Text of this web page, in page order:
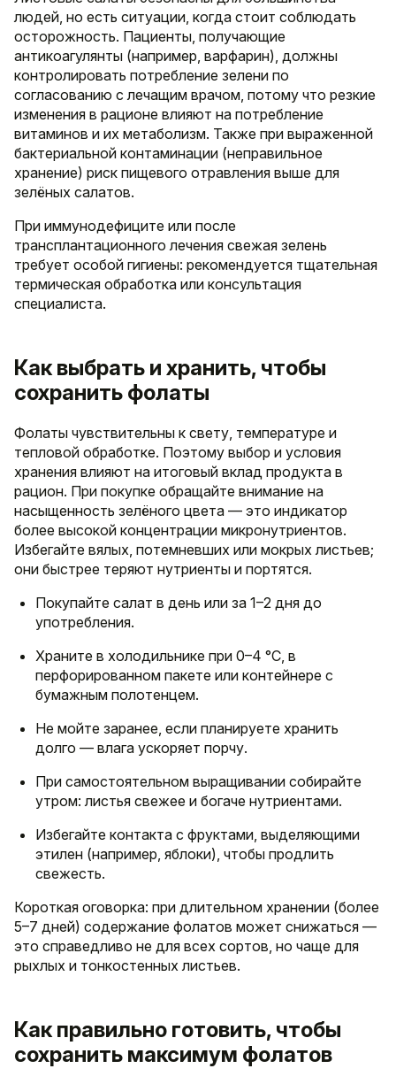
людей, но есть ситуации, когда стоит соблюдать
осторожность. Пациенты, получающие
антикоагулянты (например, варфарин), должны
контролировать потребление зелени по
согласованию с лечащим врачом, потому что резкие
изменения в рационе влияют на потребление
витаминов и их метаболизм. Также при выраженной
бактериальной контаминации (неправильное
хранение) риск пищевого отравления выше для
зелёных салатов.
При иммунодефиците или после
трансплантационного лечения свежая зелень
требует особой гигиены: рекомендуется тщательная
термическая обработка или консультация
специалиста.
Как выбрать и хранить, чтобы
сохранить фолаты
Фолаты чувствительны к свету, температуре и
тепловой обработке. Поэтому выбор и условия
хранения влияют на итоговый вклад продукта в
рацион. При покупке обращайте внимание на
насыщенность зелёного цвета — это индикатор
более высокой концентрации микронутриентов.
Избегайте вялых, потемневших или мокрых листьев;
они быстрее теряют нутриенты и портятся.
Покупайте салат в день или за 1–2 дня до
употребления.
Храните в холодильнике при 0–4 °C, в
перфорированном пакете или контейнере с
бумажным полотенцем.
Не мойте заранее, если планируете хранить
долго — влага ускоряет порчу.
При самостоятельном выращивании собирайте
утром: листья свежее и богаче нутриентами.
Избегайте контакта с фруктами, выделяющими
этилен (например, яблоки), чтобы продлить
свежесть.
Короткая оговорка: при длительном хранении (более
5–7 дней) содержание фолатов может снижаться —
это справедливо не для всех сортов, но чаще для
рыхлых и тонкостенных листьев.
Как правильно готовить, чтобы
сохранить максимум фолатов